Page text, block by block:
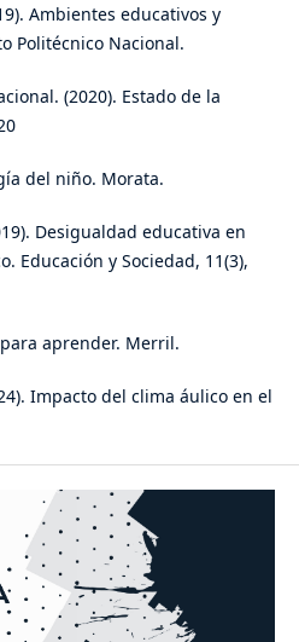
Ambientes educativos y
Politécnico Nacional.
(2020). Estado de la
del niño. Morata.
Desigualdad educativa en
Educación y Sociedad, 11(3),
aprender. Merril.
Impacto del clima áulico en el